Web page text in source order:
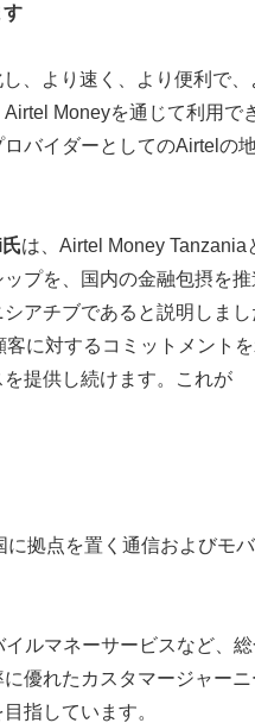
す
、より速く、より便利で、
Moneyを通じて利用で
バイダーとしてのAirtelの
氏は、Airtel Money Tanzania
プを、国内の金融包摂を推
アチブであると説明しまし
に対するコミットメント
提供し続けます。これが
拠点を置く通信およびモバ
ルマネーサービスなど、総
優れたカスタマージャーニ
指しています。